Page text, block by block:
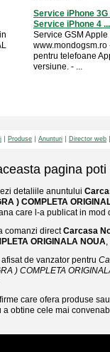
Service iPhone
Service iPhone 4 ...
Service GSM
www.mondogsm.ro
pentru telefoane
versiune. - ...
Produse Anunturi Director web
pagina poti
detaliile anuntului
) COMPLETA
care l-a publicat in mod
comanzi directCarcasa
ORIGINALA NOUA
afisat de vanzator pentru
) COMPLETA
care ofera produse
a obtine cele mai